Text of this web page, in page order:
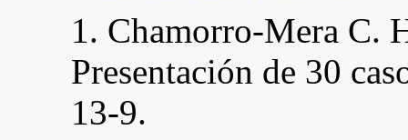
1. Chamorro-Mera C.
Presentación de 30
13-9.